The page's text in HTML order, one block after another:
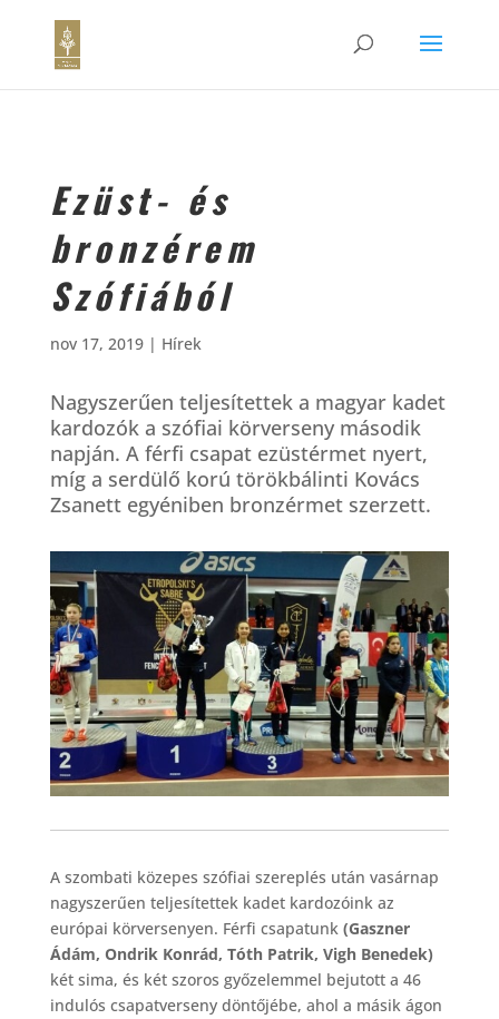
Ezüst- és
bronzérem
Szófiából
nov 17, 2019| Hírek
Nagyszerűen teljesítettek a magyar kadet
kardozók a szófiai körverseny második
napján. A férfi csapat ezüstérmet nyert,
míg a serdülő korú törökbálinti Kovács
Zsanett egyéniben bronzérmet szerzett.
A szombati közepes szófiai szereplés után vasárnap
nagyszerűen teljesítettek kadet kardozóink az
európai körversenyen. Férfi csapatunk (Gaszner
Ádám, Ondrik Konrád, Tóth Patrik, Vigh Benedek)
két sima, és két szoros győzelemmel bejutott a 46
indulós csapatverseny döntőjébe, ahol a másik ágon